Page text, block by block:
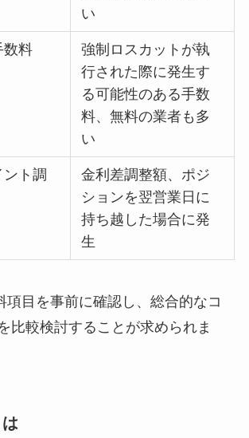
い
数料
強制ロスカットが執
行された際に発生す
る可能性のある手数
料、無料の業者も多
い
ント調
金利差調整額、ポジ
ションを翌営業日に
持ち越した場合に発
生
項目を事前に確認し、総合的なコ
比較検討することが求められま